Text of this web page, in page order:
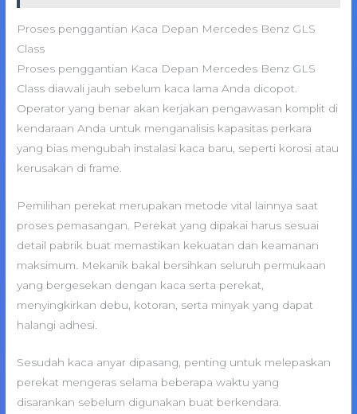
Proses penggantian Kaca Depan Mercedes Benz GLS
Class
Proses penggantian Kaca Depan Mercedes Benz GLS
Class diawali jauh sebelum kaca lama Anda dicopot.
Operator yang benar akan kerjakan pengawasan komplit di
kendaraan Anda untuk menganalisis kapasitas perkara
yang bias mengubah instalasi kaca baru, seperti korosi atau
kerusakan di frame.
Pemilihan perekat merupakan metode vital lainnya saat
proses pemasangan. Perekat yang dipakai harus sesuai
detail pabrik buat memastikan kekuatan dan keamanan
maksimum. Mekanik bakal bersihkan seluruh permukaan
yang bergesekan dengan kaca serta perekat,
menyingkirkan debu, kotoran, serta minyak yang dapat
halangi adhesi.
Sesudah kaca anyar dipasang, penting untuk melepaskan
perekat mengeras selama beberapa waktu yang
disarankan sebelum digunakan buat berkendara.